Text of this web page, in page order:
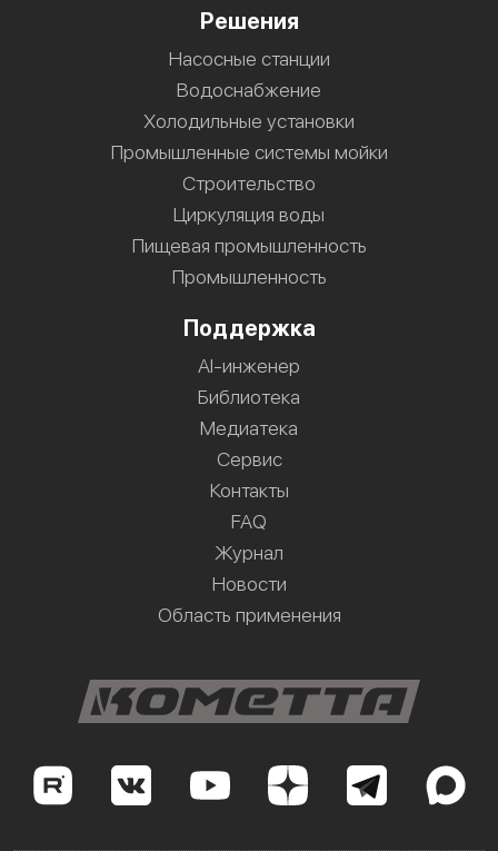
Решения
Насосные станции
Водоснабжение
Холодильные установки
Промышленные системы мойки
Строительство
Циркуляция воды
Пищевая промышленность
Промышленность
Поддержка
AI-инженер
Библиотека
Медиатека
Сервис
Контакты
FAQ
Журнал
Новости
Область применения